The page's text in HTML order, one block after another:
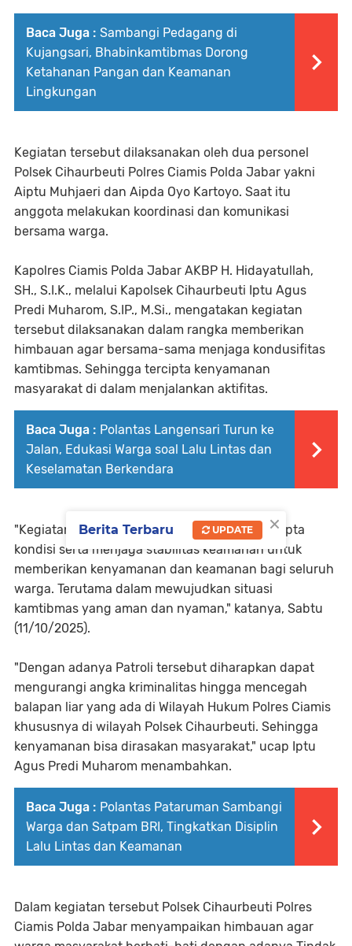
Baca Juga : Sambangi Pedagang di
Kujangsari, Bhabinkamtibmas Dorong
Ketahanan Pangan dan Keamanan
Lingkungan
Kegiatan tersebut dilaksanakan oleh dua personel
Polsek Cihaurbeuti Polres Ciamis Polda Jabar yakni
Aiptu Muhjaeri dan Aipda Oyo Kartoyo. Saat itu
anggota melakukan koordinasi dan komunikasi
bersama warga.
Kapolres Ciamis Polda Jabar AKBP H. Hidayatullah,
SH., S.I.K., melalui Kapolsek Cihaurbeuti Iptu Agus
Predi Muharom, S.IP., M.Si., mengatakan kegiatan
tersebut dilaksanakan dalam rangka memberikan
himbauan agar bersama-sama menjaga kondusifitas
kamtibmas. Sehingga tercipta kenyamanan
masyarakat di dalam menjalankan aktifitas.
Baca Juga : Polantas Langensari Turun ke
Jalan, Edukasi Warga soal Lalu Lintas dan
Keselamatan Berkendara
"Kegiatan ini kami laksanakan dalam rangka cipta
kondisi serta menjaga stabilitas keamanan untuk
memberikan kenyamanan dan keamanan bagi seluruh
warga. Terutama dalam mewujudkan situasi
kamtibmas yang aman dan nyaman," katanya, Sabtu
(11/10/2025).
"Dengan adanya Patroli tersebut diharapkan dapat
mengurangi angka kriminalitas hingga mencegah
balapan liar yang ada di Wilayah Hukum Polres Ciamis
khususnya di wilayah Polsek Cihaurbeuti. Sehingga
kenyamanan bisa dirasakan masyarakat," ucap Iptu
Agus Predi Muharom menambahkan.
Baca Juga : Polantas Pataruman Sambangi
Warga dan Satpam BRI, Tingkatkan Disiplin
Lalu Lintas dan Keamanan
Dalam kegiatan tersebut Polsek Cihaurbeuti Polres
Ciamis Polda Jabar menyampaikan himbauan agar
×
Berita Terbaru UPDATE